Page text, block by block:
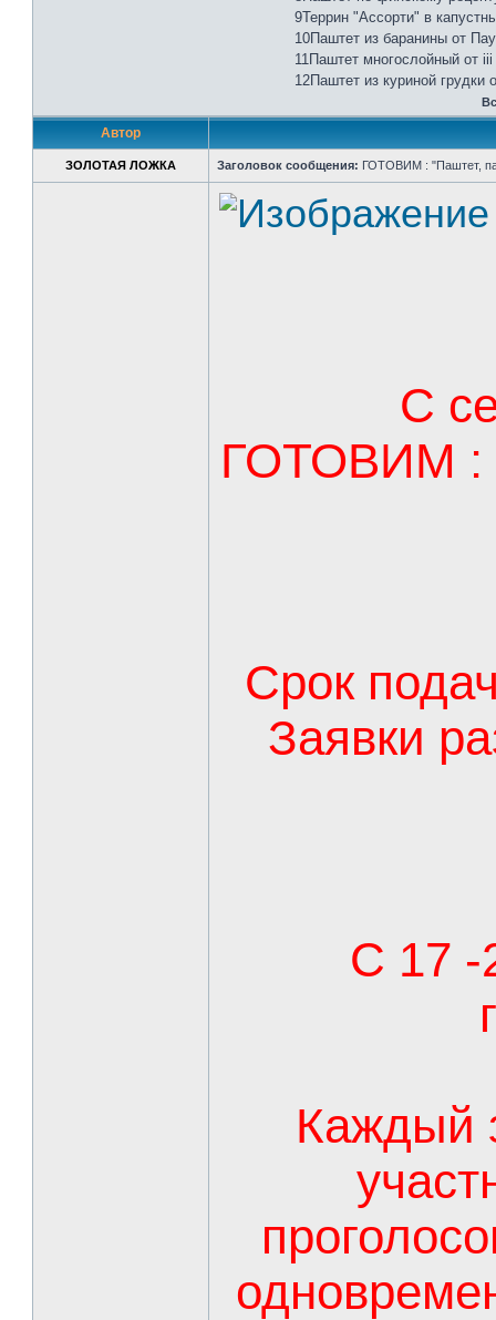
9Террин "Ассорти" в
10Паштет из баранины от
11Паштет многослойный от iii
12Паштет из куриной грудки
Автор
ЗОЛОТАЯ ЛОЖКА Заголовок сообщения: ГОТОВИМ : "Паштет,
С
ГОТОВИМ :
Срок
Заявки
С 17 -
Каждый